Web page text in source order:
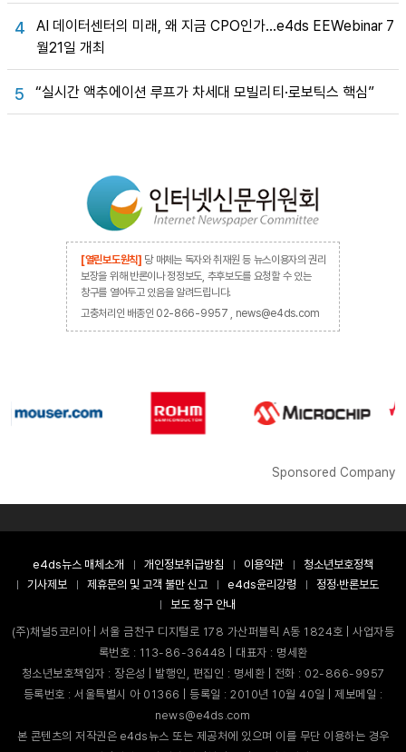
4
AI 데이터센터의 미래, 왜 지금 CPO인가…e4ds EEWebinar 7
월21일 개최
5 “실시간 액추에이션 루프가 차세대 모빌리티·로보틱스 핵심”
[열린보도원칙] 당 매체는 독자와 취재원 등 뉴스이용자의 권리
보장을 위해 반론이나 정정보도, 추후보도를 요청할 수 있는
창구를 열어두고 있음을 알려드립니다.
고충처리인 배종인 02-866-9957 , news@e4ds.com
Sponsored Company
e4ds뉴스 매체소개 개인정보취급방침 이용약관
청소년보호정책
기사제보
제휴문의 및 고객 불만 신고 e4ds윤리강령
정정·반론보도
보도 청구 안내
(주)채널5코리아 | 서울 금천구 디지털로 178 가산퍼블릭 A동 1824호 | 사업자등
록번호 : 113-86-36448 | 대표자 : 명세환
청소년보호책임자 : 장은성 | 발행인, 편집인 : 명세환 | 전화 : 02-866-9957
등록번호 : 서울특별시 아 01366 | 등록일 : 2010년 10월 40일 | 제보메일 :
news@e4ds.com
본 콘텐츠의 저작권은 e4ds뉴스 또는 제공처에 있으며 이를 무단 이용하는 경우